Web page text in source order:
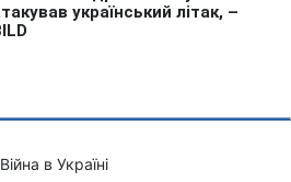
Війна в Україні